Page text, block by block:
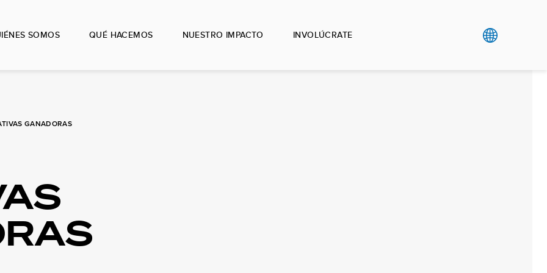
SOMOS QUÉ HACEMOS NUESTRO IMPACTO INVOLÚCRATE
GANADORAS